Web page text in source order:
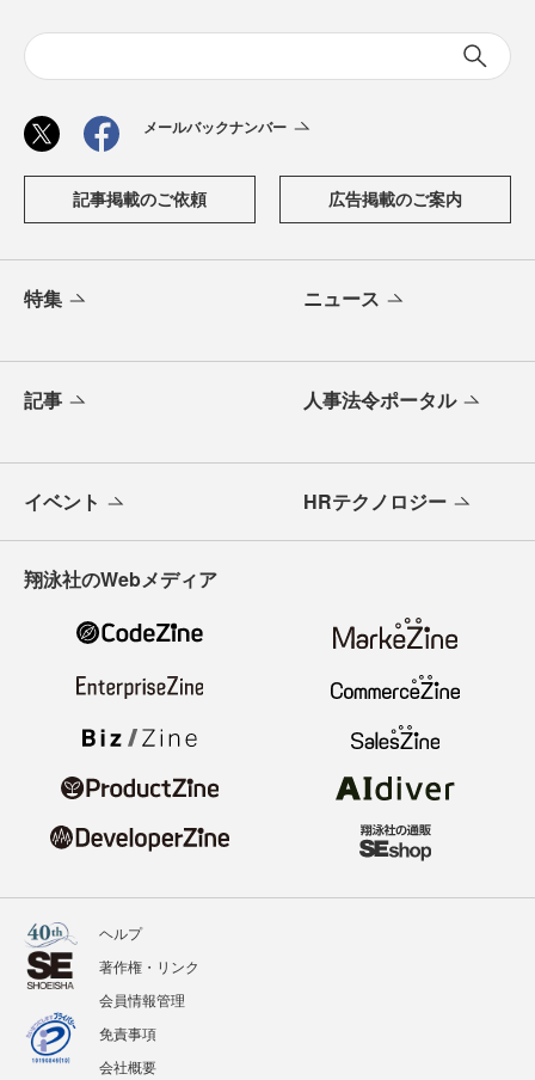
メールバックナンバー
記事掲載のご依頼 広告掲載のご案内
特集 ニュース
記事 人事法令ポータル
イベント HRテクノロジー
翔泳社のWebメディア
ヘルプ
著作権・リンク
会員情報管理
免責事項
会社概要